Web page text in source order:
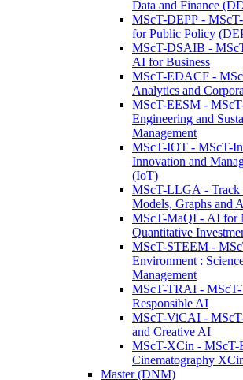
Data and Finance
MScT-DEPP -
for Public Policy
MScT-DSAIB -
AI for Business
MScT-EDACF -
Analytics and
MScT-EESM -
Engineering and
Management
MScT-IOT - MScT-
Innovation and
(IoT)
MScT-LLGA - Track
Models, Graphs and
MScT-MaQI - AI for
Quantitative
MScT-STEEM -
Environment :
Management
MScT-TRAI - MScT-
Responsible AI
MScT-ViCAI -
and Creative AI
MScT-XCin - MScT-
Cinematography
Master (DNM)